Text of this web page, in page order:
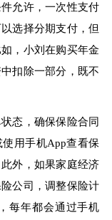
允许，一次性支付
选择分期支付，但
，小刘在购买年金
扣除一部分，既不
态，确保保险合同
用手机App查看保
外，如果家庭经济
公司，调整保险计
每年都会通过手机